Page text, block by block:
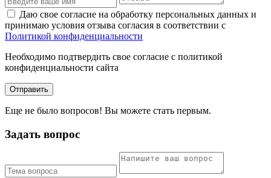
Даю свое согласие на обработку персональных данных и
принимаю условия отзыва согласия в соответствии с
Политикой конфиденциальности
Необходимо подтвердить свое согласие с политикой
конфиденциальности сайта
Отправить
Еще не было вопросов! Вы можете стать первым.
Задать вопрос